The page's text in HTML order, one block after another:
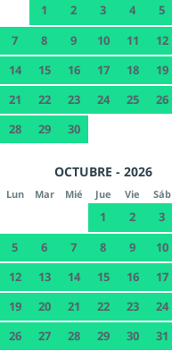
1 2 3 4 5
7
8 9 10 11 12
14
15 16 17 18 19
21
22 23 24 25 26
28
29 30
OCTUBRE - 2026
Lun Mar Mié Jue Vie Sáb
1 2 3
5
6 7 8 9 10
12
13 14 15 16 17
19
20 21 22 23 24
26
27 28 29 30 31